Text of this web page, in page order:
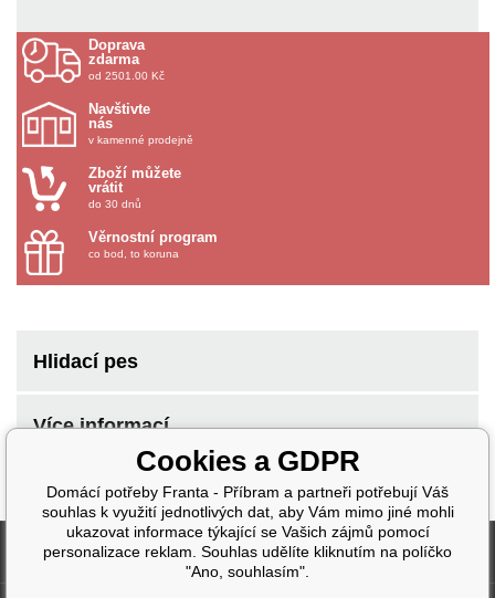
Doprava
zdarma
od 2501.00 Kč
Navštivte
nás
v kamenné prodejně
Zboží můžete
vrátit
do 30 dnů
Věrnostní program
co bod, to koruna
Hlidací pes
Více informací
Fakturační údaje
Cookies a GDPR
Domácí potřeby Franta - Příbram a partneři potřebují Váš
souhlas k využití jednotlivých dat, aby Vám mimo jiné mohli
ukazovat informace týkající se Vašich zájmů pomocí
personalizace reklam. Souhlas udělíte kliknutím na políčko
"Ano, souhlasím".